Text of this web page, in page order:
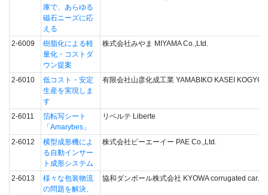
庫で、あらゆる
磁石ニーズに応
える
2-6009
樹脂化による軽
量化・コストダ
ウン提案
株式会社みやま MIYAMA Co.,Ltd.
2-6010
低コスト・安定
生産を実現しま
す
有限会社山彦化成工業 YAMABIKO KASEI KOGYO...
2-6011
箔転写シート
「Amarybes」
リベルテ Liberte
2-6012
横型成形機によ
る自動インサー
ト成形システム
株式会社ピーエーイー PAE Co.,Ltd.
2-6013
様々な包装物流
の問題を解決、
協和ダンボール株式会社 KYOWA corrugated car...